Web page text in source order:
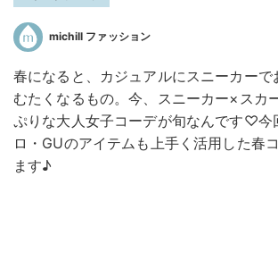
michill ファッション
春になると、カジュアルにスニーカーで
むたくなるもの。今、スニーカー×スカ
ぷりな大人女子コーデが旬なんです♡今
ロ・GUのアイテムも上手く活用した春
ます♪